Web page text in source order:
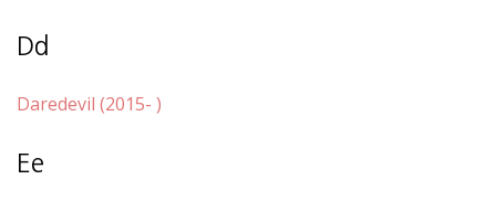
Dd
Daredevil (2015- )
Ee